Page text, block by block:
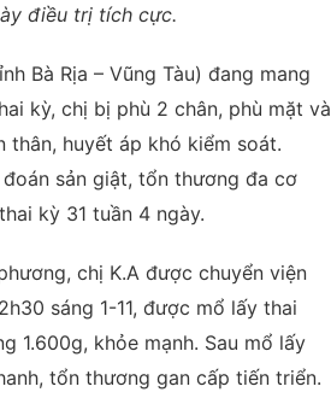
điều trị tích cực.
Bà Rịa – Vũng Tàu) đang mang
kỳ, chị bị phù 2 chân, phù mặt và
thân, huyết áp khó kiểm soát.
sản giật, tổn thương đa cơ
kỳ 31 tuần 4 ngày.
chị K.A được chuyển viện
sáng 1-11, được mổ lấy thai
1.600g, khỏe mạnh. Sau mổ lấy
tổn thương gan cấp tiến triển.